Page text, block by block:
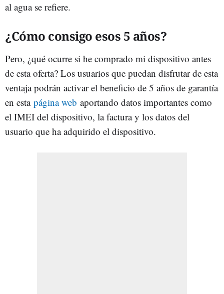
al agua se refiere.
¿Cómo consigo esos 5 años?
Pero, ¿qué ocurre si he comprado mi dispositivo antes
de esta oferta? Los usuarios que puedan disfrutar de esta
ventaja podrán activar el beneficio de 5 años de garantía
en esta página web aportando datos importantes como
el IMEI del dispositivo, la factura y los datos del
usuario que ha adquirido el dispositivo.